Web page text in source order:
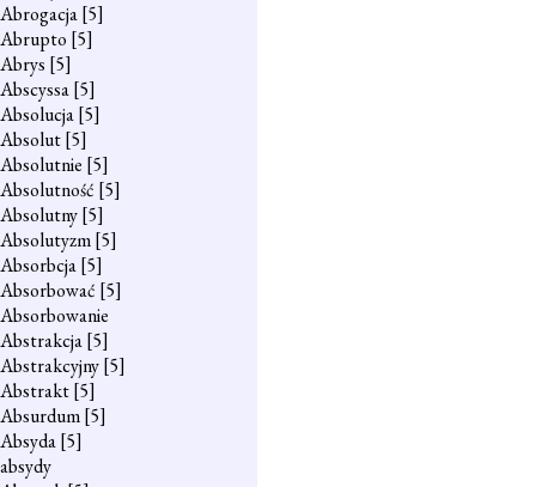
Abrogacja[5]
Abrupto [5]
Abrys [5]
Abscyssa[5]
Absolucja[5]
Absolut[5]
Absolutnie [5]
Absolutność [5]
Absolutny[5]
Absolutyzm[5]
Absorbcja[5]
Absorbować [5]
Absorbowanie
Abstrakcja[5]
Abstrakcyjny[5]
Abstrakt[5]
Absurdum[5]
Absyda[5]
absydy